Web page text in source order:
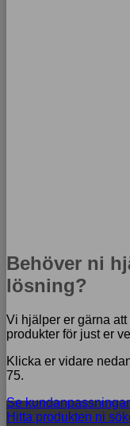
Behöver ni
lösning?
Vi hjälper er gärna
produkter för just er
Klicka er vidare
75.
Se kundanpassningar
Hitta produkten ni